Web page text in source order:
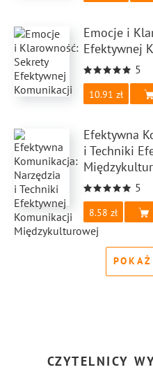
Emocje i
Efektywnej
5
10.91
Efektywna
i Techniki
5
8.58
CZYTELNICY